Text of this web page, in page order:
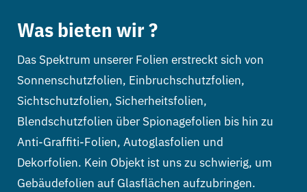
Was bieten wir ?
Das Spektrum unserer Folien erstreckt sich von
Sonnenschutzfolien, Einbruchschutzfolien,
Sichtschutzfolien, Sicherheitsfolien,
Blendschutzfolien über Spionagefolien bis hin zu
Anti-Graffiti-Folien, Autoglasfolien und
Dekorfolien. Kein Objekt ist uns zu schwierig, um
Gebäudefolien auf Glasflächen aufzubringen.